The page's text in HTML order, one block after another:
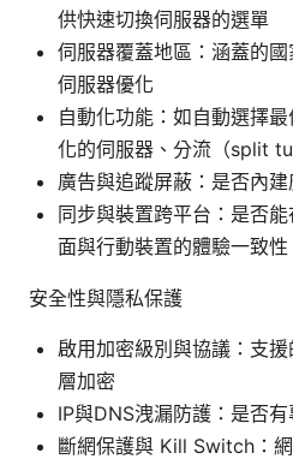
供快速切換伺服器的選單
伺服器覆蓋地區：涵蓋的
伺服器優化
自動化功能：如自動選擇
化的伺服器、分流（split
廣告與追蹤屏蔽：是否內
同步與裝置跨平台：是否
面與行動裝置的體驗一致性
安全性與隱私保護
啟用加密級別與協議：支
層加密
IP與DNS洩漏防護：是否
斷網保護與 Kill Switch：